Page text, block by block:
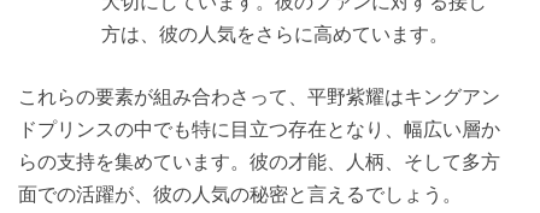
方は、彼の人気をさらに高めています。
これらの要素が組み合わさって、平野紫耀はキングアン
ドプリンスの中でも特に目立つ存在となり、幅広い層か
らの支持を集めています。彼の才能、人柄、そして多方
面での活躍が、彼の人気の秘密と言えるでしょう。